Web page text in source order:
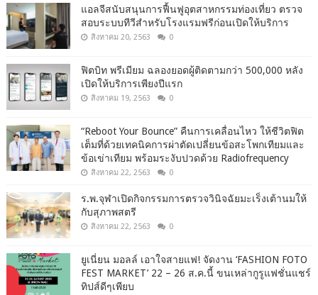
แอลจีสนับสนุนการฟื้นฟูอุตสาหกรรมท่องเที่ยว ตรวจ
สอบระบบทีวีสำหรับโรงแรมฟรีก่อนเปิดให้บริการ
สิงหาคม 20, 2563 0
ฟิตบิท พรีเมียม ฉลองยอดผู้ติดตามกว่า 500,000 หลัง
เปิดให้บริการเพียงปีแรก
สิงหาคม 19, 2563 0
“Reboot Your Bounce” คืนการเคลื่อนไหว ให้ชีวิตฟิต
เต็มที่ด้วยเทคนิคการผ่าตัดเปลี่ยนข้อสะโพกเทียมและ
ข้อเข่าเทียม พร้อมระงับปวดด้วย Radiofrequency
สิงหาคม 22, 2563 0
ร.พ.จุฬาเปิดกิจกรรมการตรวจวินิจฉัยมะเร็งเต้านมให้
กับสุภาพสตรี
สิงหาคม 22, 2563 0
ยูเนี่ยน มอลล์ เอาใจสายแฟ! จัดงาน ‘FASHION FOTO
FEST MARKET’ 22 – 26 ส.ค.นี้ ขนเหล่ากูรูแฟชั่นแชร์
ทิปส์ดีๆเพียบ